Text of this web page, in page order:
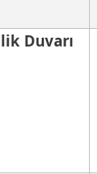
Duvarı